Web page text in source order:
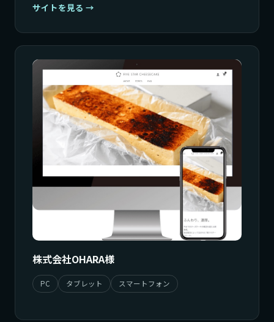
サイトを見る
株式会社OHARA様
PC タブレット スマートフォン